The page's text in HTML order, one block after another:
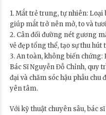
1. Mắt trẻ trung, tự nhiên:
giúp mắt trở nên mở, to và
2. Cân đối đường nét gương
vẻ đẹp tổng thể, tạo sự thu hút
3. An toàn, không biến
Bác Sĩ Nguyễn Đỗ Chỉnh, quy
đại và chăm sóc hậu phẫu
yên tâm.
Với kỹ thuật chuyên sâu, bác